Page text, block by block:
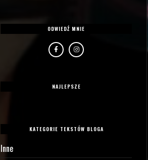
ODWIEDŹ MNIE
NAJLEPSZE
KATEGORIE TEKSTÓW BLOGA
Inne